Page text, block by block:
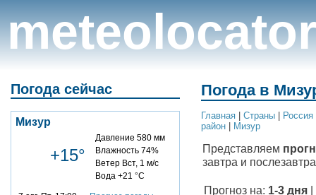
meteolocator
Погода сейчас
Мизур
+15°
Давление 580 мм
Влажность 74%
Ветер Вст, 1 м/с
Вода +21 °C
Погода в
Главная Cтраны Россия
район
Мизур
Представляем
завтра и
Прогноз на: 1-3 дня